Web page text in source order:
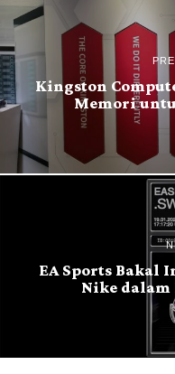
Kingston
Memori
EA Sports Bakal
Nike dalam